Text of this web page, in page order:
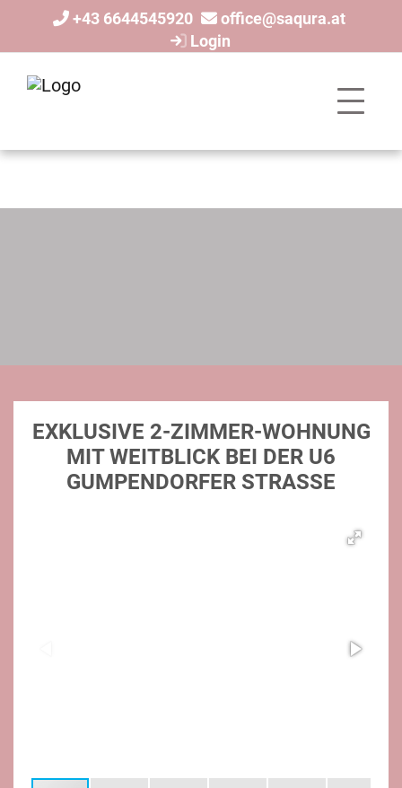
+43 6644545920
office@saqura.at
Login
EXKLUSIVE 2-ZIMMER-WOHNUNG
MIT WEITBLICK BEI DER U6
GUMPENDORFER STRASSE